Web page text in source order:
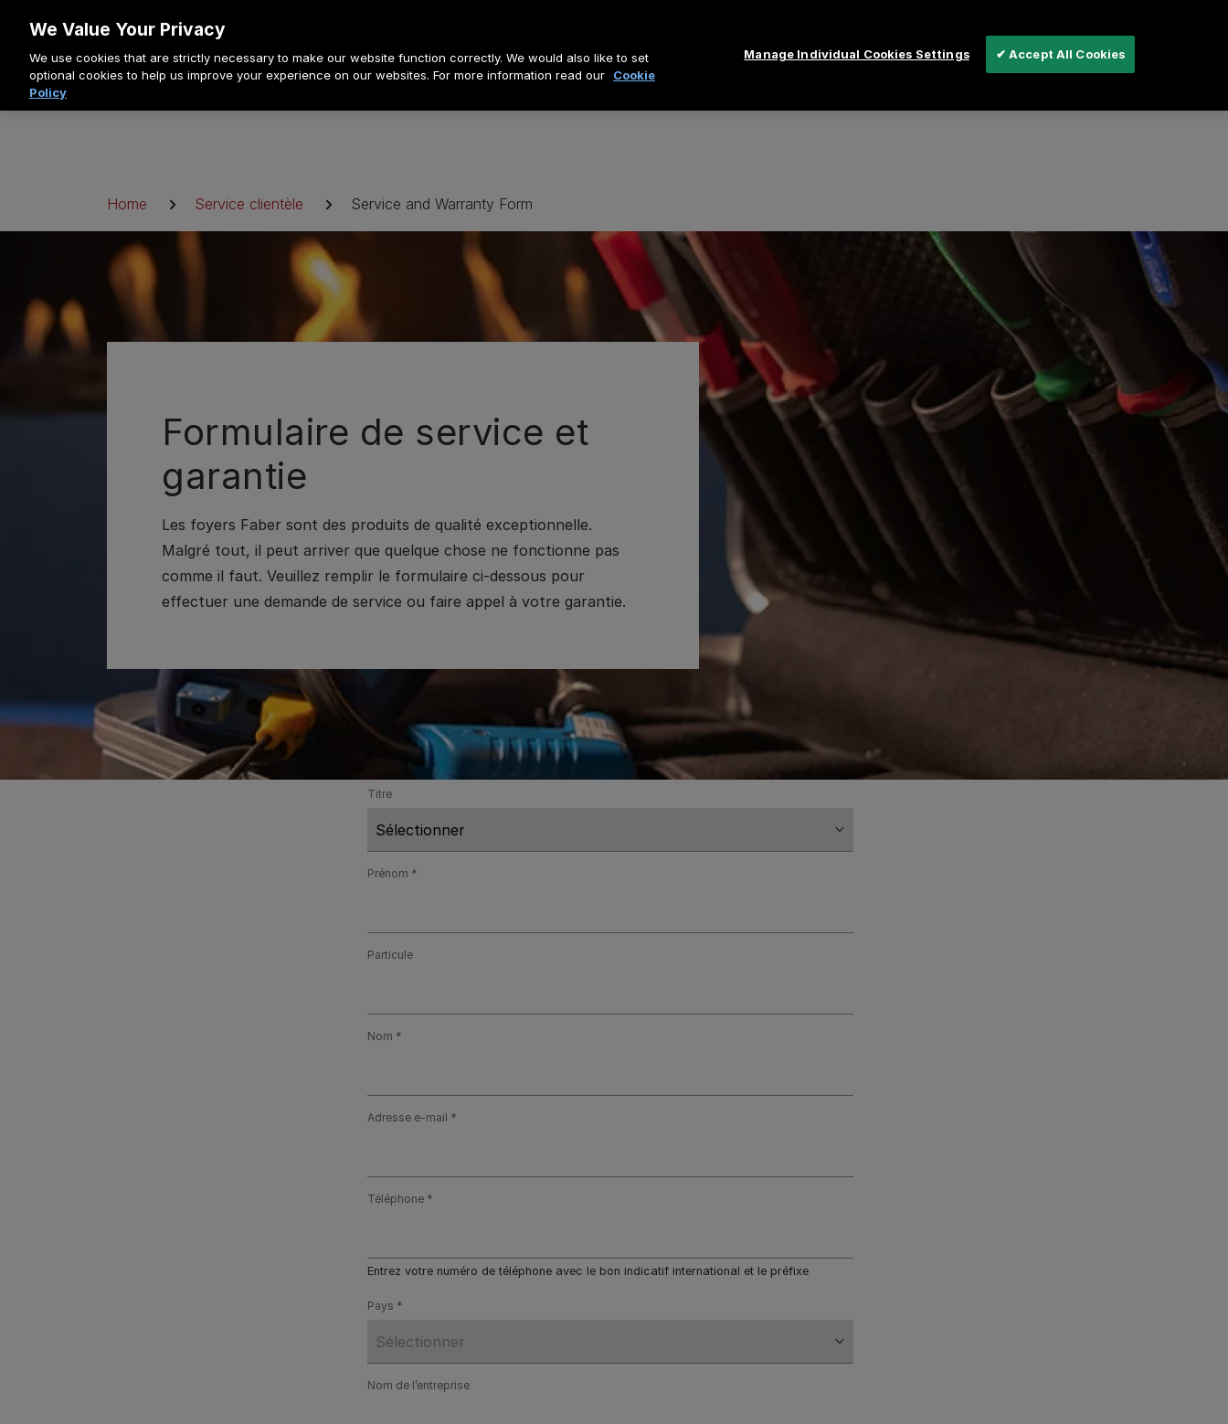
contenu
Fil
d'Ariane
Home Service clientèle Service and Warranty Form
Formulaire de service et
garantie
Les foyers Faber sont des produits de qualité exceptionnelle.
Malgré tout, il peut arriver que quelque chose ne fonctionne pas
comme il faut. Veuillez remplir le formulaire ci-dessous pour
effectuer une demande de service ou faire appel à votre garantie.
Titre
Prénom
Particule
Nom
Adresse e-mail
Téléphone
Entrez votre numéro de téléphone avec le bon indicatif international et le préfixe
Pays
Nom de l’entreprise
We Value Your Privacy
We use cookies that are strictly necessary to make our website function correctly. We would also like to set
optional cookies to help us improve your experience on our websites. For more information read our
Cookie
Policy
Manage Individual Cookies Settings ✔ Accept All Cookies